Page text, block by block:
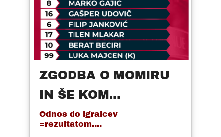
ZGODBA O MOMIRU
IN ŠE KOM...
Odnos do igralcev
=rezultatom....